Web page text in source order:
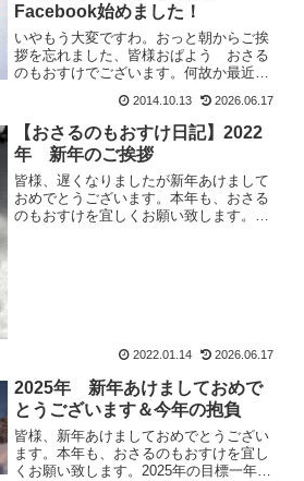
Facebook始めました！
いやもう大変ですわ。おっと朝からご挨
拶を忘れました、皆様おぱよう おさる
のもおすけでございます。何故か最近、
ょーメールが届くので、そんなに皆やっ
ているなら、と登録してみました。そし
たら、さんぱっち...
2014.10.13 2026.06.17
【おさるのもおすけ日記】2022
年 新年のご挨拶
皆様、遅くなりましたが新年あけまして
おめでとうございます。本年も、おさる
のもおすけを宜しくお願い致します。
2022.01.14 2026.06.17
2025年 新年あけましておめで
とうございます＆今年の抱負
皆様、新年あけましておめでとうござい
ます。本年も、おさるのもおすけを宜し
くお願い致します。2025年の目標一年の